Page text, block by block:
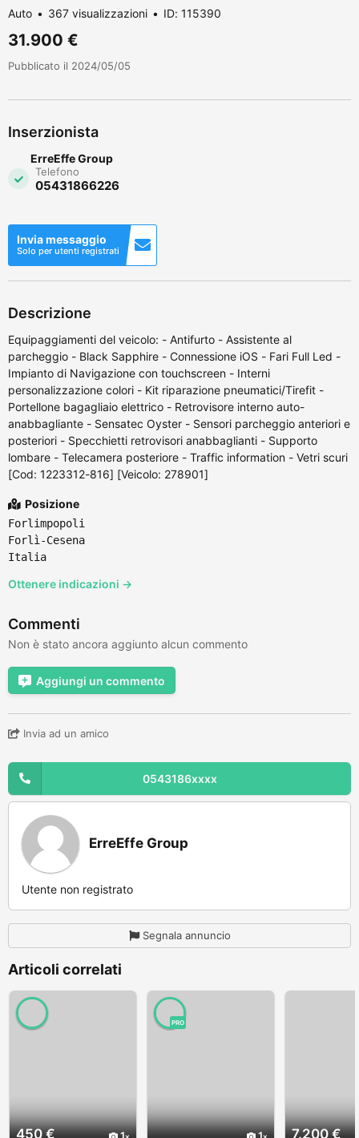
Auto 367 visualizzazioni ID: 115390
31.900 €
Pubblicato il 2024/05/05
Inserzionista
ErreEffe Group
Telefono
05431866226
Invia messaggio
Solo per utenti registrati
Descrizione
Equipaggiamenti del veicolo: - Antifurto - Assistente al
parcheggio - Black Sapphire - Connessione iOS - Fari Full Led -
Impianto di Navigazione con touchscreen - Interni
personalizzazione colori - Kit riparazione pneumatici/Tirefit -
Portellone bagagliaio elettrico - Retrovisore interno auto-
anabbagliante - Sensatec Oyster - Sensori parcheggio anteriori e
posteriori - Specchietti retrovisori anabbaglianti - Supporto
lombare - Telecamera posteriore - Traffic information - Vetri scuri
[Cod: 1223312-816] [Veicolo: 278901]
Posizione
Forlimpopoli
Forlì-Cesena
Italia
Ottenere indicazioni →
Commenti
Non è stato ancora aggiunto alcun commento
Aggiungi un commento
Invia ad un amico
0543186xxxx
ErreEffe Group
Utente non registrato
Segnala annuncio
Articoli correlati
450 €
PRO
7.200 €